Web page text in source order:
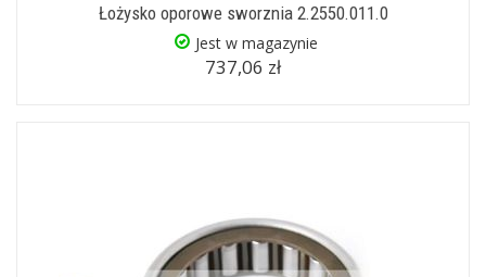
Łożysko oporowe sworznia 2.2550.011.0
Jest w magazynie
737,06 zł